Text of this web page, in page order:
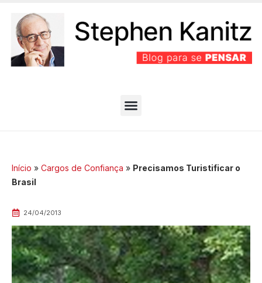
Início » Cargos de Confiança » Precisamos Turistificar o
Brasil
24/04/2013